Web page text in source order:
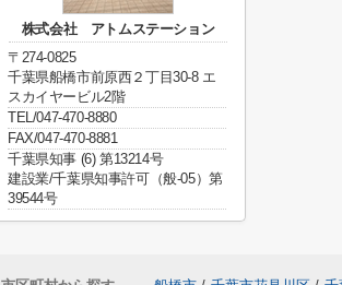
株式会社 アトムステーション
〒274-0825
千葉県船橋市前原西２丁目30-8 エ
スカイヤービル2階
TEL/047-470-8880
FAX/047-470-8881
千葉県知事 (6) 第13214号
建設業/千葉県知事許可（般-05）第
39544号